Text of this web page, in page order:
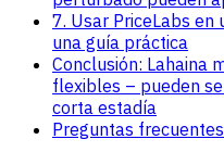
7. Usar PriceLabs
una guía práctica
Conclusión: Lahaina
flexibles – pueden
corta estadía
Preguntas frecuentes